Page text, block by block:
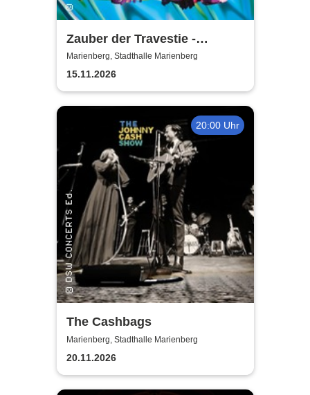
Zauber der Travestie -
Fräulein Luise und ihr
Ensemble - das Original
Marienberg, Stadthalle Marienberg
15.11.2026
20:00 Uhr
The Cashbags
Marienberg, Stadthalle Marienberg
20.11.2026